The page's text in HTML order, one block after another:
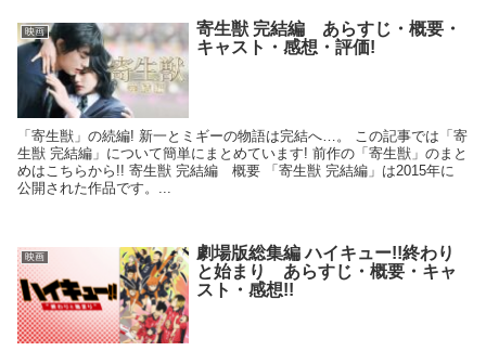
映画
寄生獣 完結編 あらすじ・概要・
キャスト・感想・評価!
「寄生獣」の続編! 新一とミギーの物語は完結へ…。 この記事では「寄
生獣 完結編」について簡単にまとめています! 前作の「寄生獣」のまと
めはこちらから!! 寄生獣 完結編 概要 「寄生獣 完結編」は2015年に
公開された作品です。...
映画
劇場版総集編 ハイキュー!!終わり
と始まり あらすじ・概要・キャ
スト・感想!!